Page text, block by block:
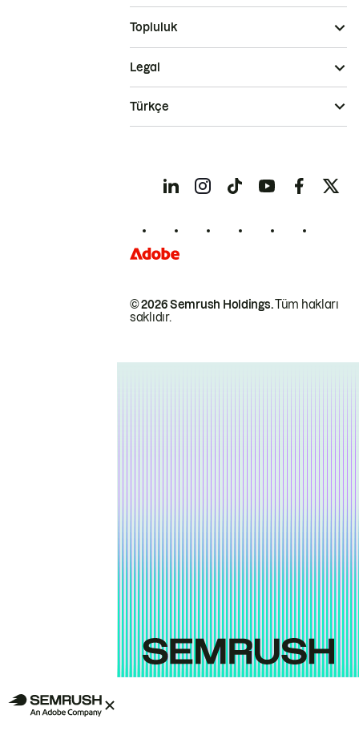
Topluluk
© 2026 Semrush Holdings.Tüm hakları
saklıdır.
Legal
Türkçe